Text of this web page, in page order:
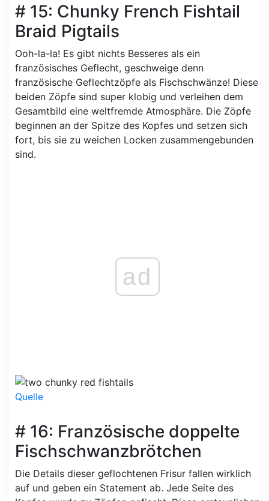
# 15: Chunky French Fishtail
Braid Pigtails
Ooh-la-la! Es gibt nichts Besseres als ein
französisches Geflecht, geschweige denn
französische Geflechtzöpfe als Fischschwänze! Diese
beiden Zöpfe sind super klobig und verleihen dem
Gesamtbild eine weltfremde Atmosphäre. Die Zöpfe
beginnen an der Spitze des Kopfes und setzen sich
fort, bis sie zu weichen Locken zusammengebunden
sind.
ad
Quelle
# 16: Französische doppelte
Fischschwanzbrötchen
Die Details dieser geflochtenen Frisur fallen wirklich
auf und geben ein Statement ab. Jede Seite des